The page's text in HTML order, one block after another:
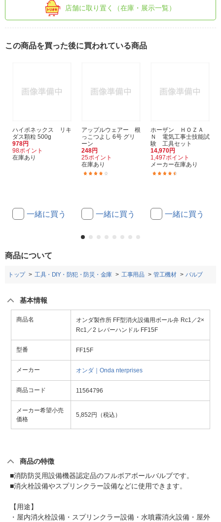
店舗に取り置く（在庫・展示一覧）
この商品を買った後に買われている商品
ハイポネックス リキ
ダス顆粒 500g
978円
98ポイント
在庫あり
一緒に買う
アップルウェアー 根
っこつよし 6号 グリ
ーン
248円
25ポイント
在庫あり
一緒に買う
ホーザン ＨＯＺＡ
Ｎ 電気工事士技能試
験 工具セット
14,970円
1,497ポイント
メーカー在庫あり
一緒に買う
商品について
トップ 工具・DIY・防犯・防災・金庫 工事用品 管工機材 バルブ
基本情報
商品名
オンダ製作所 FF型消火設備用ボール弁 Rc1／2×
Rc1／2 レバーハンドル FF15F
型番 FF15F
メーカー オンダ｜Onda nterprises
商品コード 11564796
メーカー希望小売
価格
5,852円（税込）
商品の特徴
■消防防災用設備機器認定品のフルボアボールバルブです。
■消火栓設備やスプリンクラー設備などに使用できます。
【用途】
・屋内消火栓設備・スプリンクラー設備・水噴霧消火設備・屋外